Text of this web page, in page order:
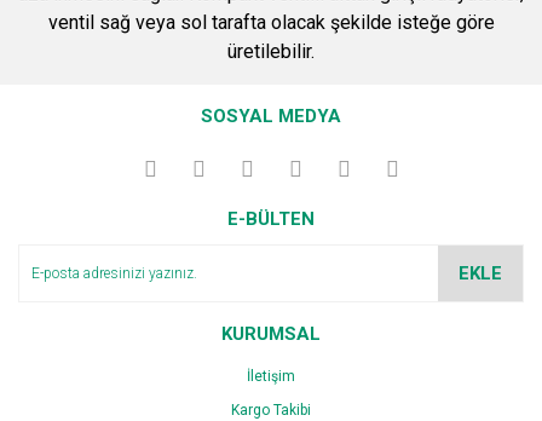
ventil sağ veya sol tarafta olacak şekilde isteğe göre
üretilebilir.
SOSYAL MEDYA
E-BÜLTEN
EKLE
KURUMSAL
İletişim
Kargo Takibi